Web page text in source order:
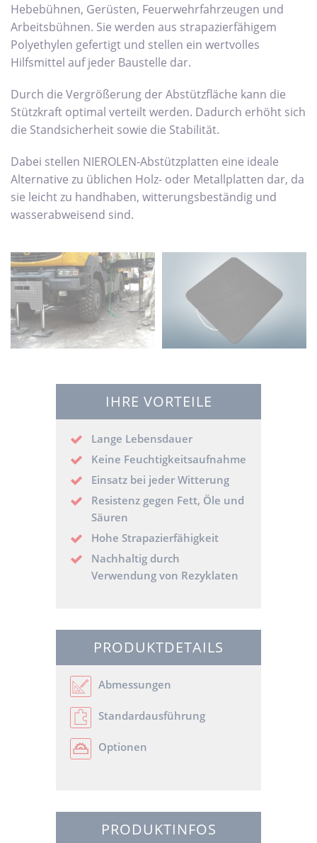
Hebebühnen, Gerüsten, Feuerwehrfahrzeugen und
Arbeitsbühnen. Sie werden aus strapazierfähigem
Polyethylen gefertigt und stellen ein wertvolles
Hilfsmittel auf jeder Baustelle dar.
Durch die Vergrößerung der Abstützfläche kann die
Stützkraft optimal verteilt werden. Dadurch erhöht sich
die Standsicherheit sowie die Stabilität.
Dabei stellen NIEROLEN-Abstützplatten eine ideale
Alternative zu üblichen Holz- oder Metallplatten dar, da
sie leicht zu handhaben, witterungsbeständig und
wasserabweisend sind.
IHRE VORTEILE
Lange Lebensdauer
Keine Feuchtigkeitsaufnahme
Einsatz bei jeder Witterung
Resistenz gegen Fett, Öle und
Säuren
Hohe Strapazierfähigkeit
Nachhaltig durch
Verwendung von Rezyklaten
PRODUKTDETAILS
Abmessungen
Standardausführung
Optionen
PRODUKTINFOS